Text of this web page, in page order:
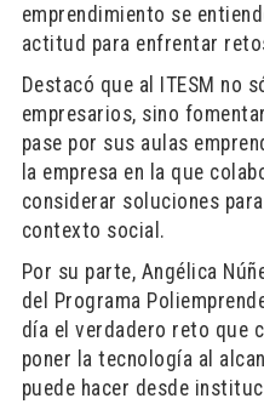
emprendimiento se
actitud para enfrentar
Destacó que al ITESM no
empresarios, sino
pase por sus aulas
la empresa en la que
considerar soluciones
contexto social.
Por su parte, Angélica
del Programa
día el verdadero reto que
poner la tecnología al
puede hacer desde